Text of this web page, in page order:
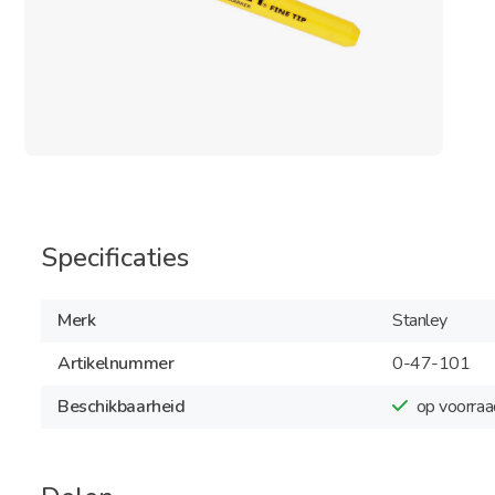
Specificaties
Merk
Stanley
Artikelnummer
0-47-101
Beschikbaarheid
op